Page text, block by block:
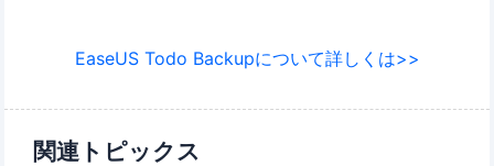
EaseUS Todo Backupについて詳しくは>>
関連トピックス